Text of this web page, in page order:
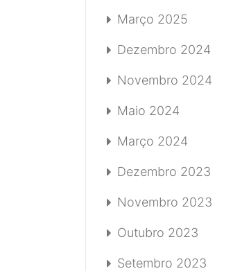
Março 2025
Dezembro 2024
Novembro 2024
Maio 2024
Março 2024
Dezembro 2023
Novembro 2023
Outubro 2023
Setembro 2023